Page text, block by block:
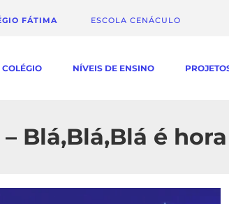
FÁTIMA ESCOLA CENÁCULO
COLÉGIO NÍVEIS DE ENSINO
Blá,Blá,Blá é